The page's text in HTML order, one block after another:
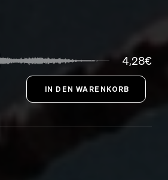
4,28€